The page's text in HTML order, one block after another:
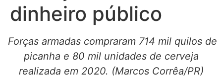
dinheiro público
Forças armadas compraram 714 mil quilos de
picanha e 80 mil unidades de cerveja
realizada em 2020. (Marcos Corrêa/PR)